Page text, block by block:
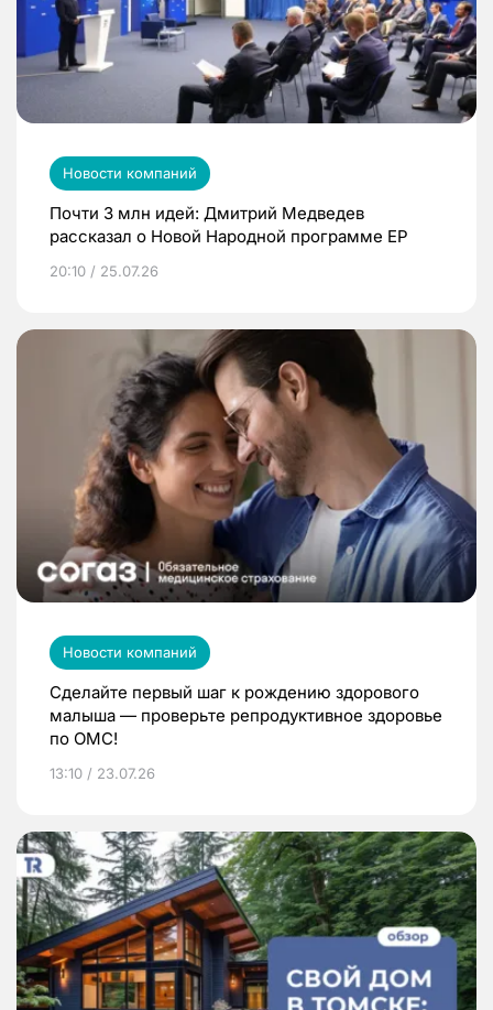
Новости компаний
Почти 3 млн идей: Дмитрий Медведев
рассказал о Новой Народной программе ЕР
20:10 / 25.07.26
Новости компаний
Сделайте первый шаг к рождению здорового
малыша — проверьте репродуктивное здоровье
по ОМС!
13:10 / 23.07.26